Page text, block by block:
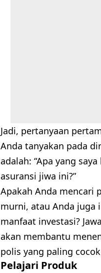
Jadi, pertanyaan
Anda tanyakan pada
adalah: “Apa yang
asuransi jiwa ini?”
Apakah Anda mencari
murni, atau Anda juga
manfaat investasi?
akan membantu
polis yang paling
Pelajari Produk